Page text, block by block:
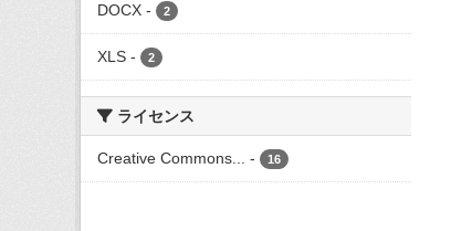
DOCX - 2
XLS - 2
ライセンス
Creative Commons... - 16